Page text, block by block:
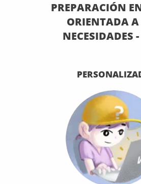
PREPARACIÓN
ORIENTADA A
NECESIDADES